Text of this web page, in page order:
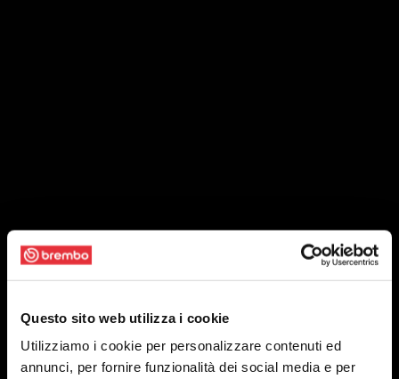
Questo sito web utilizza i cookie
Utilizziamo i cookie per personalizzare contenuti ed
annunci, per fornire funzionalità dei social media e per